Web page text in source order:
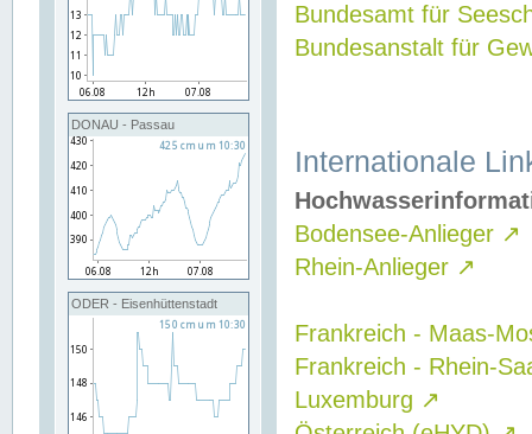
DONAU - Passau
ODER - Eisenhüttenstadt
Bundesamt für
Bundesanstalt für
Internationale
Bodensee-Anlieger ↗
Rhein-Anlieger ↗
Frankreich - Maas-
Frankreich - Rhein-
Luxemburg ↗